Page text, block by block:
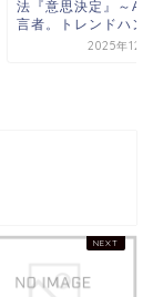
法『意思決定』～AI
言者。トレンドハン
2025年12